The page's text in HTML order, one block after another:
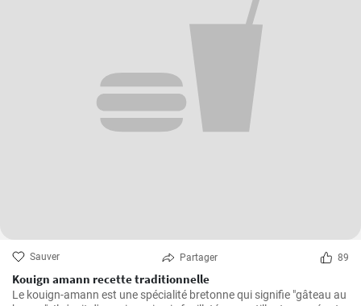
Sauver Partager 89
Kouign amann recette traditionnelle
Le kouign-amann est une spécialité bretonne qui signifie "gâteau au